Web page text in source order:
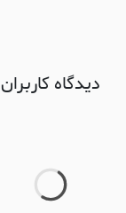
دیدگاه کاربران